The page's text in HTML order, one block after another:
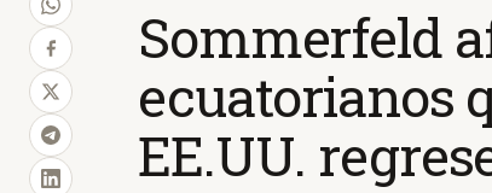
Sommerfeld
ecuatorianos
EE.UU.